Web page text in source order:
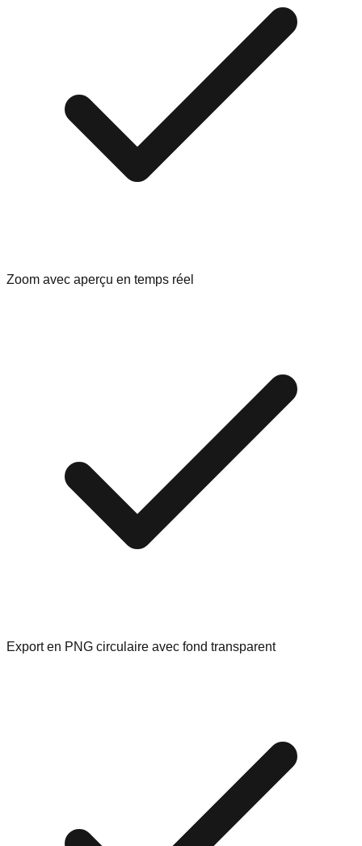
Zoom avec aperçu en temps réel
Export en PNG circulaire avec fond transparent